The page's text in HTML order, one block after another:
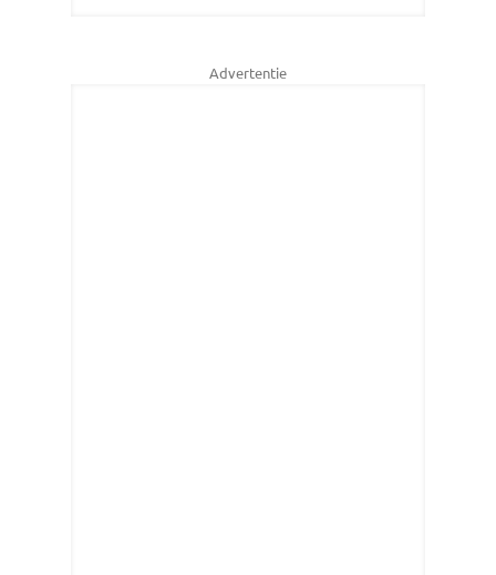
Advertentie